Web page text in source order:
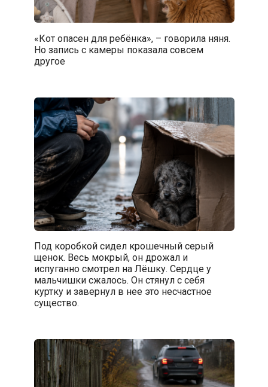
«Кот опасен для ребёнка», – говорила няня.
Но запись с камеры показала совсем
другое
Под коробкой сидел крошечный серый
щенок. Весь мокрый, он дрожал и
испуганно смотрел на Лёшку. Сердце у
мальчишки сжалось. Он стянул с себя
куртку и завернул в нее это несчастное
существо.